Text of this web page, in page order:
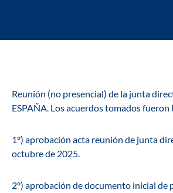
Reunión (no presencial) de la junta
ESPAÑA. Los acuerdos tomados fueron
1º) aprobación acta reunión de junta
octubre de 2025.
2º) aprobación de documento inicial de